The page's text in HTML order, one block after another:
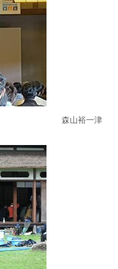
。 森山裕一津